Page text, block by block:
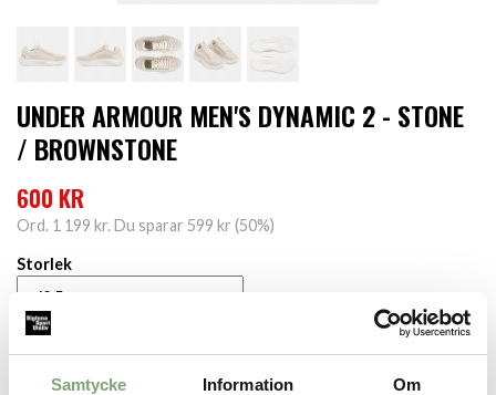
Samtycke Information Om
UNDER ARMOUR MEN'S DYNAMIC 2 - STONE
/ BROWNSTONE
600 KR
Ord. 1 199 kr. Du sparar 599 kr (50%)
Storlek
LÄGG I VARUKORGEN